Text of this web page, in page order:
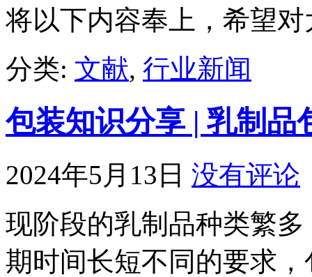
将以下内容奉上，希望
分类: 文献, 行业新闻
包装知识分享 | 乳制品
2024年5月13日 没有评论
现阶段的乳制品种类繁
期时间长短不同的要求